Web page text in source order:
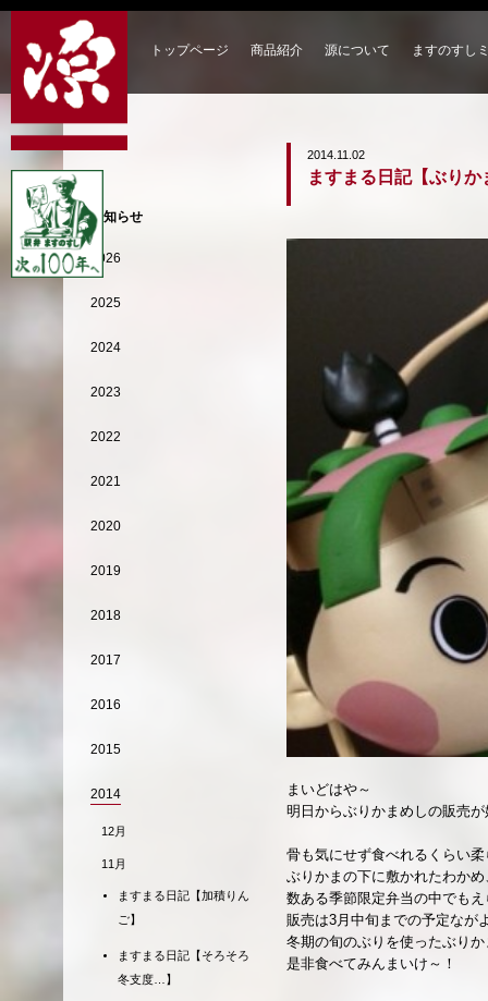
トップページ 商品紹介 源について ますのすし
2014.11.02
ますまる日記【ぶりか
まいどはや～
明日からぶりかまめしの販売
骨も気にせず食べれるくらい
ぶりかまの下に敷かれたわか
数ある季節限定弁当の中でも
販売は3月中旬までの予定なが
冬期の旬のぶりを使ったぶりか
是非食べてみんまいけ～！
お知らせ
2026
2025
2024
2023
2022
2021
2020
2019
2018
2017
2016
2015
2014
12月
11月
ますまる日記【加積りん
ご】
ますまる日記【そろそろ
冬支度…】